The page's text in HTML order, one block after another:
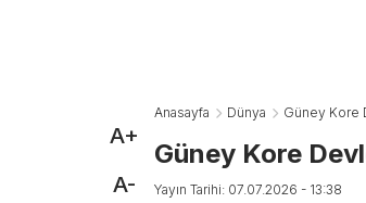
A+
A-
Anasayfa Dünya Güney Kore
Güney Kore
Yayın Tarihi: 07.07.2026 - 13:38